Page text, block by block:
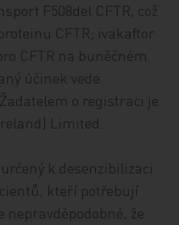
F508del CFTR, což
CFTR; ivakaftor
CFTR na buněčném
účinek vede
Žadatelem o registraci je
Limited.
k desenzibilizaci
kteří potřebují
že